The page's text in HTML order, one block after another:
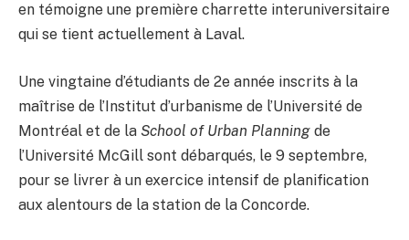
en témoigne une première charrette interuniversitaire
qui se tient actuellement à Laval.
Une vingtaine d’étudiants de 2e année inscrits à la
maîtrise de l’Institut d’urbanisme de l’Université de
Montréal et de la School of Urban Planning de
l’Université McGill sont débarqués, le 9 septembre,
pour se livrer à un exercice intensif de planification
aux alentours de la station de la Concorde.